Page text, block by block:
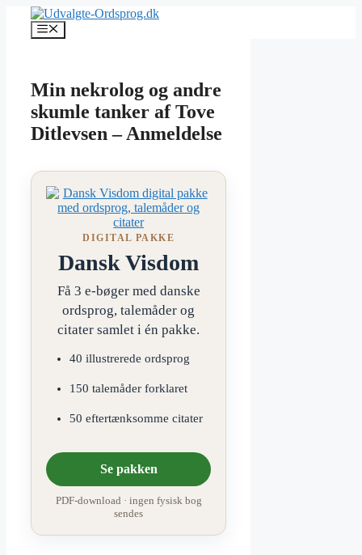
indhold
Menu
Min nekrolog og andre
skumle tanker af Tove
Ditlevsen – Anmeldelse
DIGITAL PAKKE
Dansk Visdom
Få 3 e-bøger med danske
ordsprog, talemåder og
citater samlet i én pakke.
40 illustrerede ordsprog
150 talemåder forklaret
50 eftertænksomme citater
Se pakken
PDF-download · ingen fysisk bog
sendes